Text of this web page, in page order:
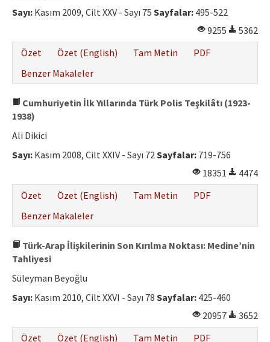
Sayı: Kasım 2009, Cilt XXV - Sayı 75 Sayfalar: 495-522
9255
5362
Özet
Özet (English) Tam Metin
PDF
Benzer Makaleler
Cumhuriyetin İlk Yıllarında Türk Polis Teşkilâtı (1923-
1938)
Ali Dikici
Sayı: Kasım 2008, Cilt XXIV - Sayı 72Sayfalar: 719-756
18351
4474
Özet
Özet (English) Tam Metin
PDF
Benzer Makaleler
Türk-Arap İlişkilerinin Son Kırılma Noktası: Medine’nin
Tahliyesi
Süleyman Beyoğlu
Sayı: Kasım 2010, Cilt XXVI - Sayı 78 Sayfalar: 425-460
20957
3652
Özet
Özet (English) Tam Metin
PDF